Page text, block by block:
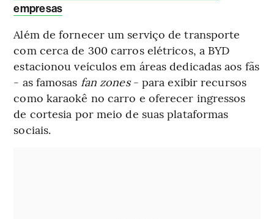
empresas
Além de fornecer um serviço de transporte
com cerca de 300 carros elétricos, a BYD
estacionou veículos em áreas dedicadas aos fãs
- as famosas fan zones- para exibir recursos
como karaokê no carro e oferecer ingressos
de cortesia por meio de suas plataformas
sociais.